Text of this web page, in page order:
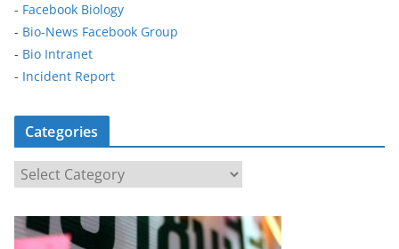
- Facebook Biology
- Bio-News Facebook Group
- Bio Intranet
- Incident Report
Categories
a
t
e